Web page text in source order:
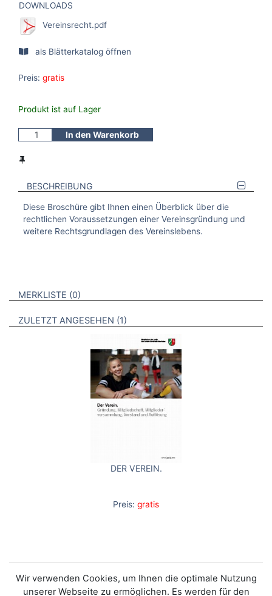
DOWNLOADS
Vereinsrecht.pdf
als Blätterkatalog öffnen
Preis: gratis
Produkt ist auf Lager
In den Warenkorb
BESCHREIBUNG
Diese Broschüre gibt Ihnen einen Überblick über die
rechtlichen Voraussetzungen einer Vereinsgründung und
weitere Rechtsgrundlagen des Vereinslebens.
VERWEISE AUF VERMERKTE- ODER ZULETZT ANGESEHENE
MERKLISTE 0 BROSCHÜREN
ZULETZT ANGESEHEN 1 BROSCHÜREN
DER VEREIN.
Preis: gratis
Wir verwenden Cookies, um Ihnen die optimale Nutzung
unserer Webseite zu ermöglichen. Es werden für den